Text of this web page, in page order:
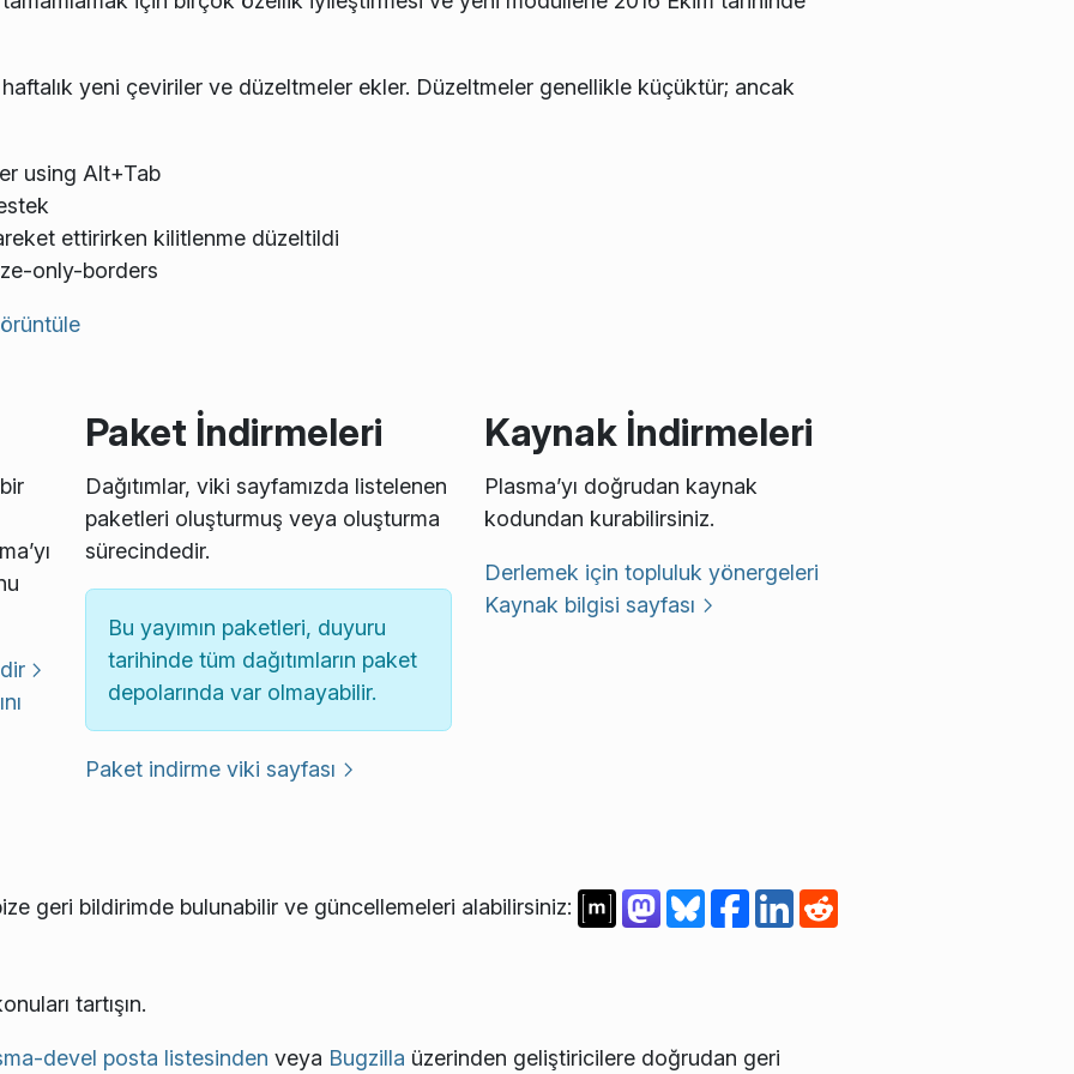
haftalık yeni çeviriler ve düzeltmeler ekler. Düzeltmeler genellikle küçüktür; ancak
using Alt+Tab
ettirirken kilitlenme düzeltildi
only-borders
Paket İndirmeleri
Dağıtımlar, viki sayfamızda listelenen
paketleri oluşturmuş veya oluşturma
sürecindedir.
Bu yayımın paketleri, duyuru
tarihinde tüm dağıtımların paket
depolarında var olmayabilir.
Paket indirme viki sayfası
Kaynak İndirmeleri
Plasma’yı doğrudan kaynak
kodundan kurabilirsiniz.
Derlemek için topluluk yönergeleri
Kaynak bilgisi sayfası
geri bildirimde bulunabilir ve güncellemeleri alabilirsiniz:
tartışın.
devel posta listesinden veya Bugzilla üzerinden geliştiricilere doğrudan geri